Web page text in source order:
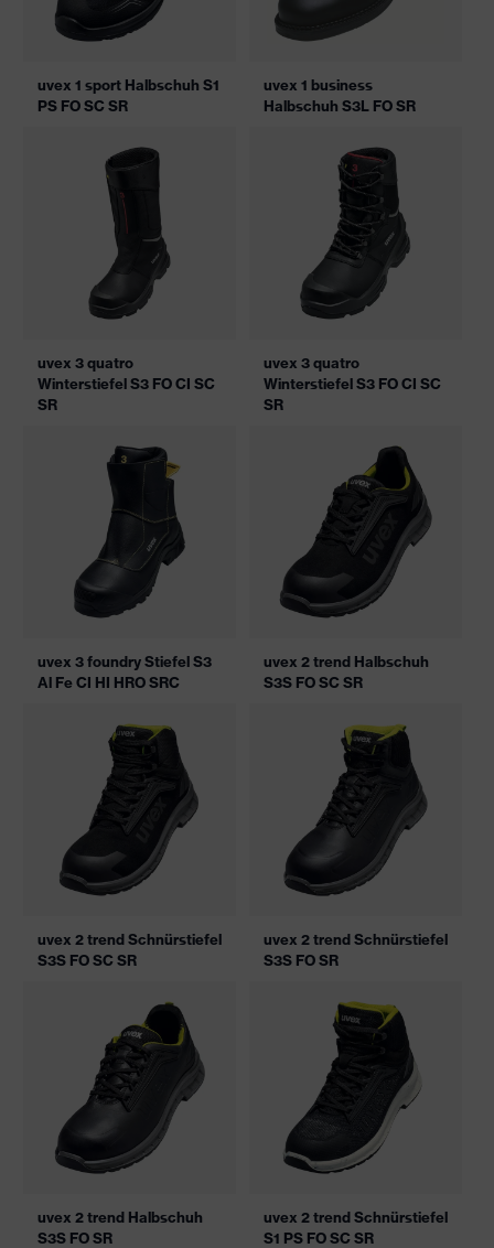
uvex 1 sport Halbschuh S1
PS FO SC SR
uvex 1 business
Halbschuh S3L FO SR
uvex 3 quatro
Winterstiefel S3 FO CI SC
SR
uvex 3 quatro
Winterstiefel S3 FO CI SC
SR
uvex 3 foundry Stiefel S3
Al Fe CI HI HRO SRC
uvex 2 trend Halbschuh
S3S FO SC SR
uvex 2 trend Schnürstiefel
S3S FO SC SR
uvex 2 trend Schnürstiefel
S3S FO SR
uvex 2 trend Halbschuh
S3S FO SR
uvex 2 trend Schnürstiefel
S1 PS FO SC SR